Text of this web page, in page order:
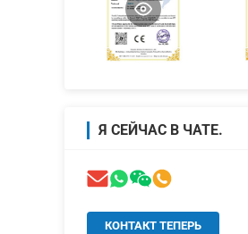
Я СЕЙЧАС В ЧАТЕ.
КОНТАКТ ТЕПЕРЬ